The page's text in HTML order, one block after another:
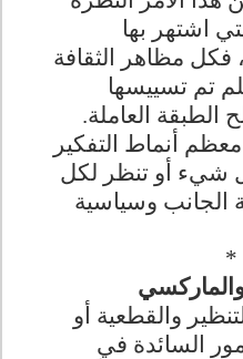
اشتهر بها
فكل مظاهر الثقافة
تم تسييسها
العاملة.
أنماط التفكير
شيء أو تنظر لكل
الجانب وسياسية
*
والقطعية أو
السائدة في